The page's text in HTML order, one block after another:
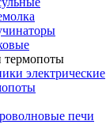
термопоты
электрические
печи